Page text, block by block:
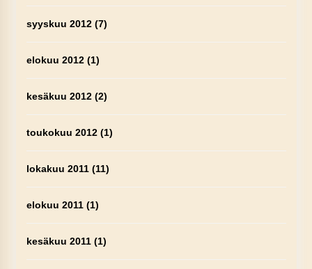
syyskuu 2012(7)
elokuu 2012(1)
kesäkuu 2012(2)
toukokuu 2012(1)
lokakuu 2011(11)
elokuu 2011(1)
kesäkuu 2011(1)